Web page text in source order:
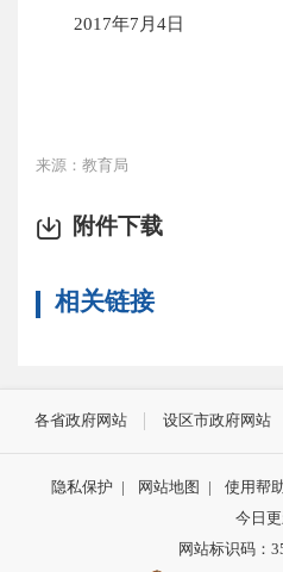
2017年7月4日
来源：教育局
附件下载
相关链接
各省政府网站 设区市政府网站
隐私保护 | 网站地图 | 使用帮
今日
网站标识码：